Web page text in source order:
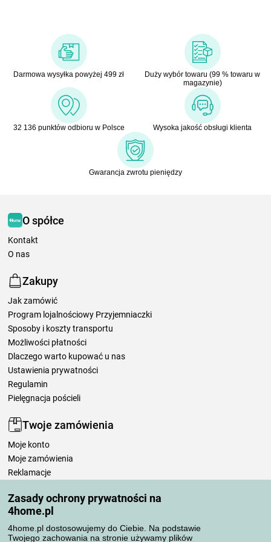
Zasady ochrony prywatności na
4home.pl
4home.pl dostosowujemy do Ciebie. Na podstawie
Twojego zachowania na stronie używamy plików
Darmowa wysyłka powyżej 499 zł
Duży wybór towaru (99 % towaru w
magazynie)
32 136 punktów odbioru w Polsce Wysoka jakość obsługi klienta
Gwarancja zwrotu pieniędzy
O spółce
Kontakt
O nas
Zakupy
Jak zamówić
Program lojalnościowy Przyjemniaczki
Sposoby i koszty transportu
Możliwości płatności
Dlaczego warto kupować u nas
Ustawienia prywatności
Regulamin
Pielęgnacja pościeli
Twoje zamówienia
Moje konto
Moje zamówienia
Reklamacje
Zasady przetwarzania recenzji
Sposoby transportu